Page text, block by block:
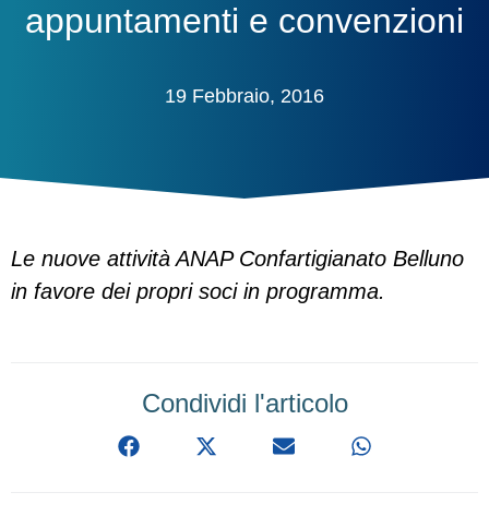
appuntamenti e convenzioni
19 Febbraio, 2016
Le nuove attività ANAP Confartigianato Belluno
in favore dei propri soci in programma.
Condividi l'articolo